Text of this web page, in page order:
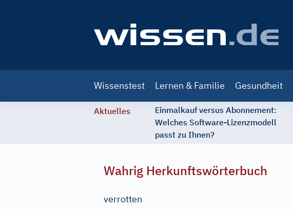
navigation
Wissenstest Lernen & Familie Gesundheit
Aktuelles
Einmalkauf versus Abonnement:
Welches Software-Lizenzmodell
passt zu Ihnen?
Wahrig Herkunftswörterbuch
verrotten